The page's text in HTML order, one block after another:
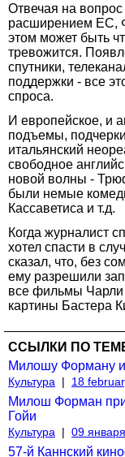
Отвечая на
расширением ЕС,
этом может быть
тревожится.
спутники,
поддержки - все
спроса.
И европейское, и
подъемы,
итальянский
свободное
новой волны -
были немые
Кассаветиса и т.д.
Когда журналист
хотел спасти в
сказал, что, без
ему разрешили
все фильмы
картины Бастера
ССЫЛКИ ПО
Милошу Форману
Культура | 18
Милош Форман
Гойи
Культура | 09 января
57-й Каннский